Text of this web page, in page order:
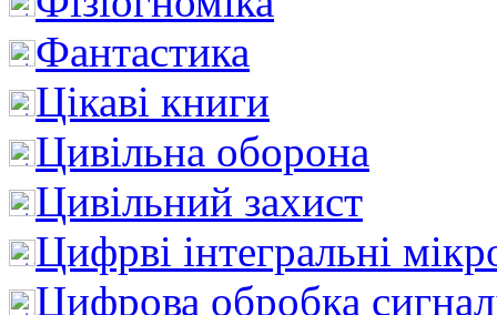
Фантастика
Цікаві книги
Цивільна оборона
Цивільний захист
Цифрві інтегральні
Цифрова обробка